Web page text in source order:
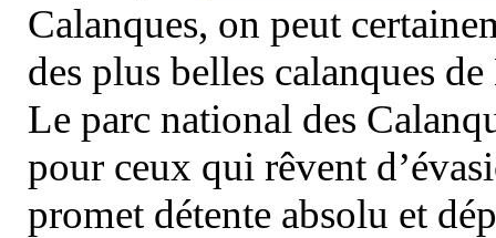
Calanques, on peut
des plus belles calanques
Le parc national des
pour ceux qui rêvent
promet détente absolu et